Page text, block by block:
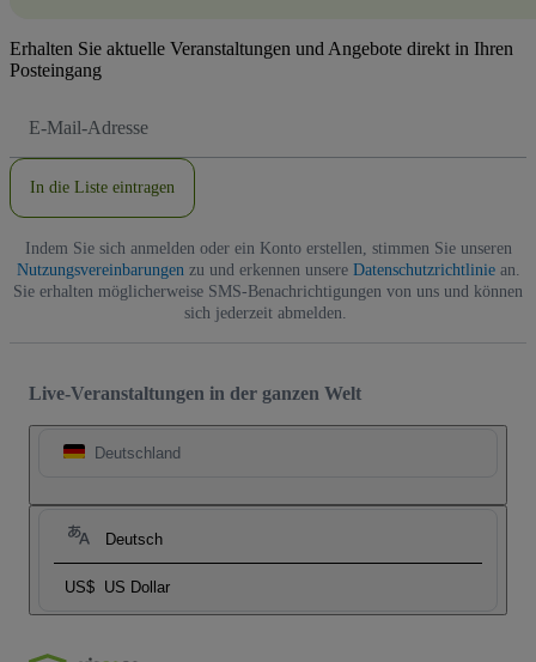
Erhalten Sie aktuelle Veranstaltungen und Angebote direkt in Ihren
Posteingang
Mail-
In die Liste eintragen
Indem Sie sich anmelden oder ein Konto erstellen, stimmen Sie unseren
Nutzungsvereinbarungen zu und erkennen unsere Datenschutzrichtliniean.
Sie erhalten möglicherweise SMS-Benachrichtigungen von uns und können
sich jederzeit abmelden.
Live-Veranstaltungen in der ganzen Welt
Deutschland
Deutsch
US$ US Dollar